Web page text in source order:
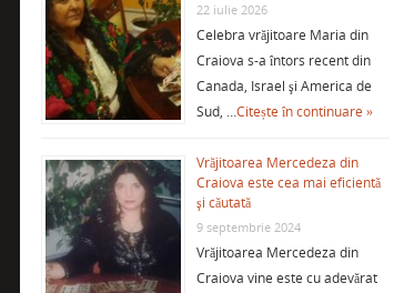
22 iulie 2026
Celebra vrăjitoare Maria din
Craiova s-a întors recent din
Canada, Israel şi America de
Sud, …Citește în continuare »
Vrăjitoarea Mercedeza din
Craiova este cea mai eficientă
şi căutată
9 septembrie 2024
Vrăjitoarea Mercedeza din
Craiova vine este cu adevărat